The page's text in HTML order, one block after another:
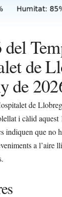
de
de
de
i càlid
indiquen que no
a l’aire